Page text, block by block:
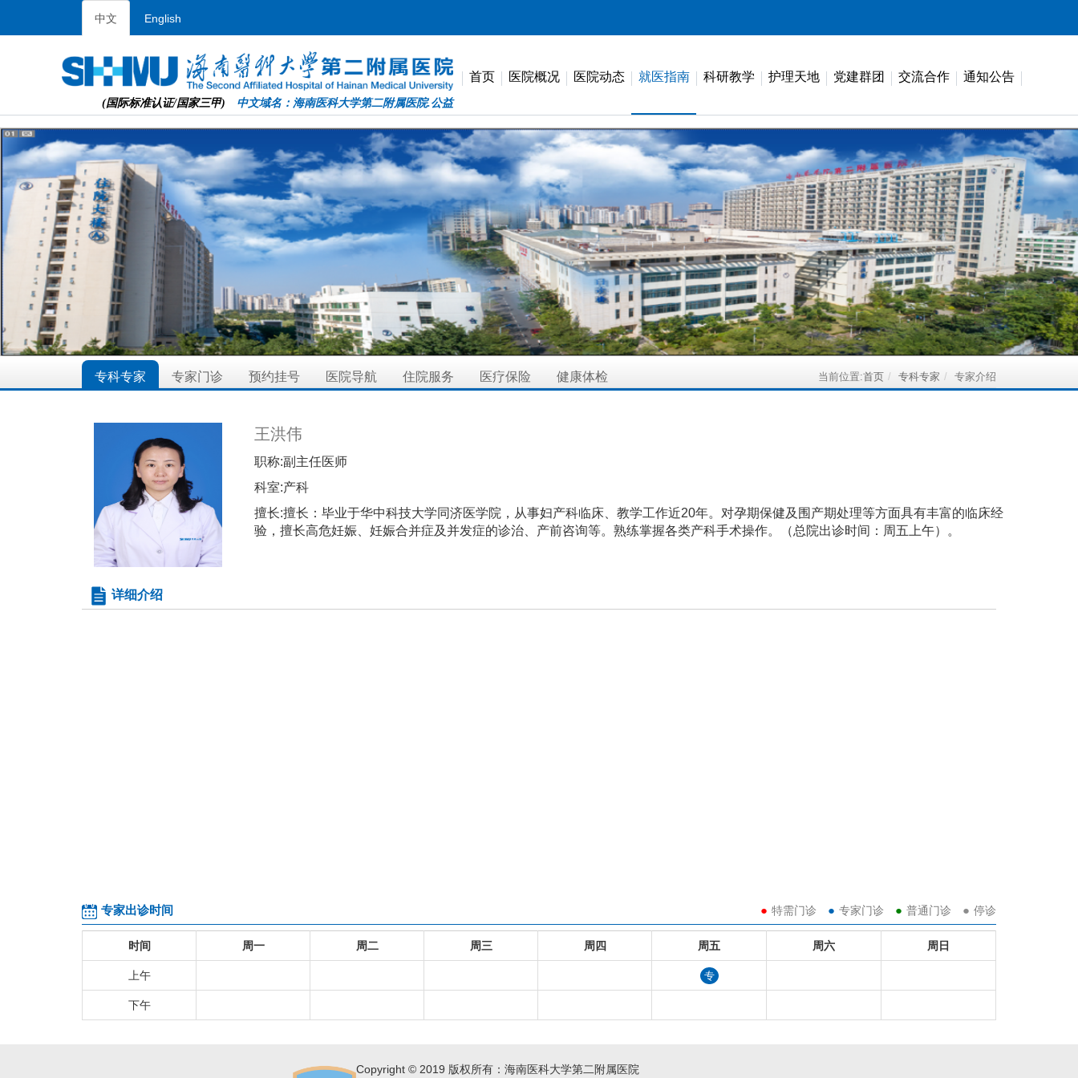
中文 English
(国际标准认证/国家三甲) 中文域名：海南医科大学第二附属医院.公益
首页 医院概况 医院动态 就医指南 科研教学 护理天地 党建群团 交流合作 通知公告
专科专家 专家门诊 预约挂号 医院导航 住院服务 医疗保险 健康体检 当前位置:首页 专科专家 专家介绍
王洪伟
职称:副主任医师
科室:产科
擅长:擅长：毕业于华中科技大学同济医学院，从事妇产科临床、教学工作近20年。对孕期保健及围产期处理等方面具有丰富的临床经
验，擅长高危妊娠、妊娠合并症及并发症的诊治、产前咨询等。熟练掌握各类产科手术操作。（总院出诊时间：周五上午）。
详细介绍
专家出诊时间 ● 特需门诊 ● 专家门诊 ● 普通门诊 ● 停诊
时间 周一 周二 周三 周四 周五 周六 周日
上午 专
下午
Copyright © 2019 版权所有：海南医科大学第二附属医院